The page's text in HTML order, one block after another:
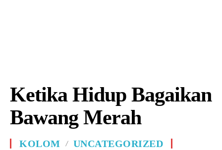
Ketika Hidup Bagaikan
Bawang Merah
KOLOM UNCATEGORIZED